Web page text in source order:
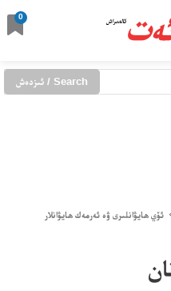
ئالدىراش
0
Search / ئىزدەش
ئۆي ھايۋانلىرى ۋە ئەرمەك ھايۋانلار